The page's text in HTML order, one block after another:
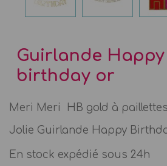
Guirlande Happy
birthday or
Meri Meri HB gold à paillettes
Jolie Guirlande Happy
En stock expédié sous 24h